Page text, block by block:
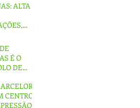
ALTA
É O
DE
CENTRO